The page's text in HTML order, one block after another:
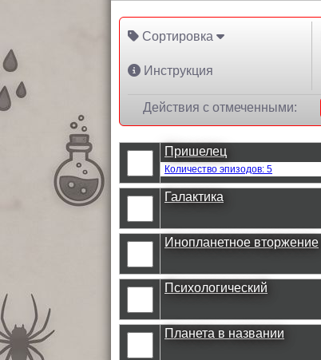
Сортировка
Инструкция
Действия с отмеченными:
Пришелец
Количество эпизодов: 5
Галактика
Инопланетное вторжение
Психологический
Планета в названии